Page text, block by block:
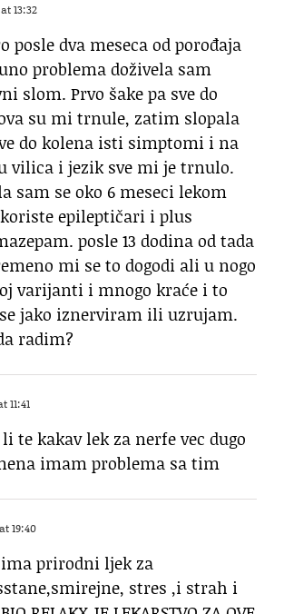
13:32
posle dva meseca od porođaja
problema doživela sam
slom. Prvo šake pa sve do
su mi trnule, zatim slopala
do kolena isti simptomi i na
vilica i jezik sve mi je trnulo.
sam se oko 6 meseci lekom
epileptičari i plus
posle 13 dodina od tada
mi se to dogodi ali u nogo
varijanti i mnogo kraće i to
jako iznerviram ili uzrujam.
radim?
11:41
te kakav lek za nerfe vec dugo
imam problema sa tim
19:40
prirodni ljek za
stres ,i strah i